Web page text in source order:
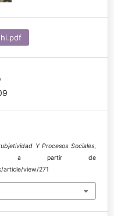
Y Procesos Sociales,
a partir de
article/view/271